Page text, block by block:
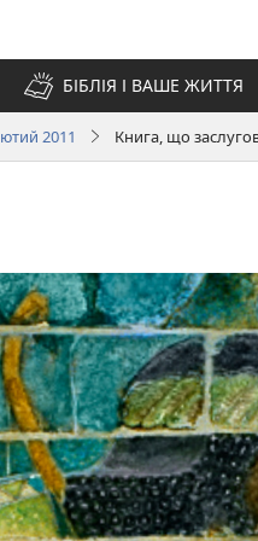
БІБЛІЯ І ВАШЕ ЖИТТЯ
2011 Книга, що